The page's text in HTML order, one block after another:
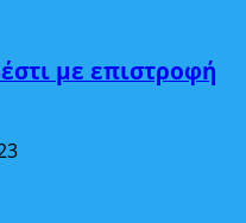
με επιστροφή